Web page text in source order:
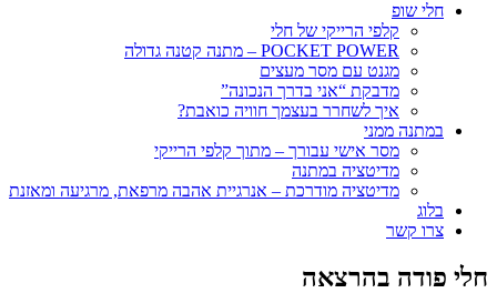
חלי שופ
קלפי הרייקי של חלי
POCKET POWER – מתנה קטנה גדולה
מגנט עם מסר מעצים
מדבקת “אני בדרך הנכונה”
איך לשחרר בעצמך חוויה כואבת?
במתנה ממני
מסר אישי עבורך – מתוך קלפי הרייקי
מדיטציה במתנה
מדיטציה מודרכת – אנרגיית אהבה מרפאת, מרגיעה ומאזנת
בלוג
צרו קשר
חלי פודה בהרצאה